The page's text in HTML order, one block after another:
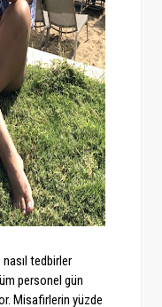
tedbirler
personel gün
Misafirlerin yüzde